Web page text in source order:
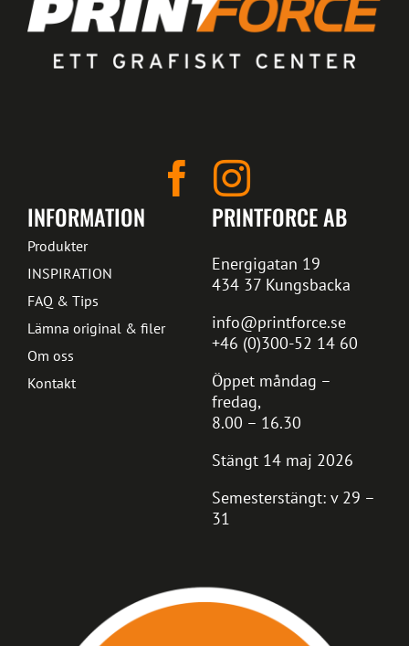
PRINTFORCE AB
Energigatan 19
434 37 Kungsbacka
info@printforce.se
+46 (0)300-52 14 60
Öppet måndag –
fredag,
8.00 – 16.30
Stängt 14 maj 2026
Semesterstängt: v 29 –
31
INFORMATION
Produkter
INSPIRATION
FAQ & Tips
Lämna original & filer
Om oss
Kontakt